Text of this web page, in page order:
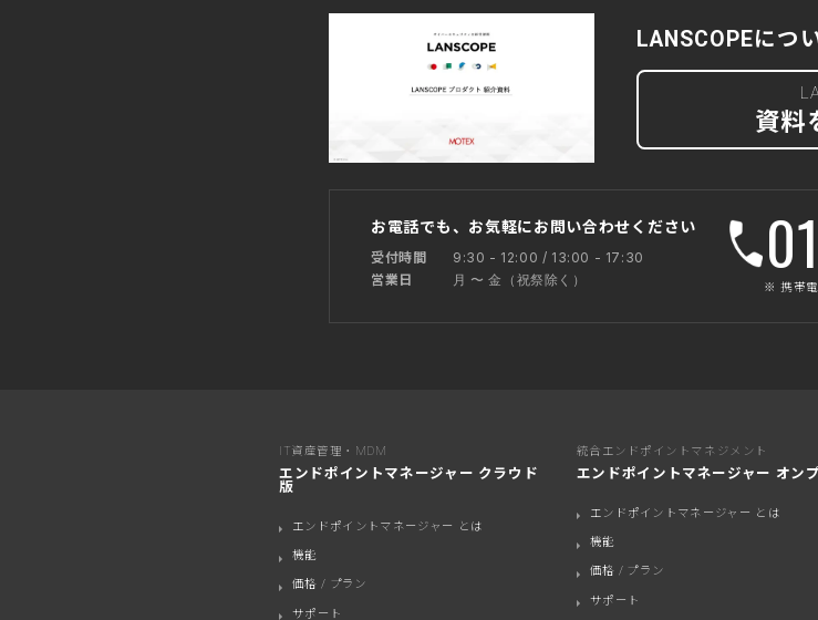
LANSCOPEにつ
資料
お電話でも、お気軽にお問い合わせください
受付時間 9:30 - 12:00 / 13:00 - 17:30
営業日 月 〜 金（祝祭除く） ※ 携帯電
IT資産管理・MDM
エンドポイントマネージャー クラウド
版
エンドポイントマネージャー とは
機能
価格 / プラン
サポート
統合エンドポイントマネジメント
エンドポイントマネージャー オン
エンドポイントマネージャー とは
機能
価格 / プラン
サポート